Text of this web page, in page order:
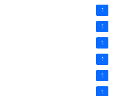
1
1
1
1
1
1